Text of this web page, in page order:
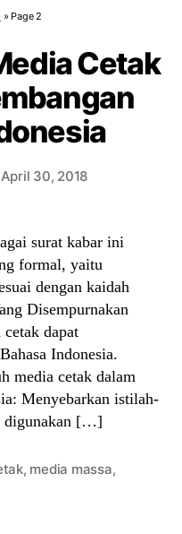
» Page 2
Cetak
April 30, 2018
surat kabar ini
formal, yaitu
dengan kaidah
Disempurnakan
dapat
Indonesia.
media cetak dalam
Menyebarkan istilah-
digunakan […]
, media massa,